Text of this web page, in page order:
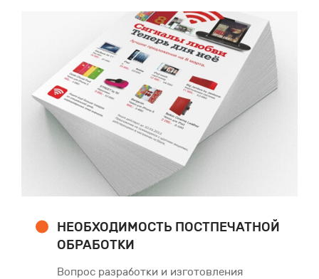
НЕОБХОДИМОСТЬ ПОСТПЕЧАТНОЙ
ОБРАБОТКИ
Вопрос разработки и изготовления